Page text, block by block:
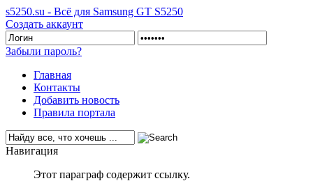
s5250.su - Всё для Samsung GT S5250
Создать аккаунт
Забыли пароль?
Главная
Контакты
Добавить новость
Правила портала
Навигация
Этот параграф содержит ссылку.